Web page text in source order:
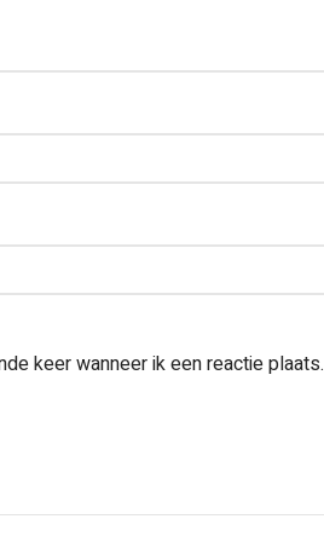
keer wanneer ik een reactie plaats.